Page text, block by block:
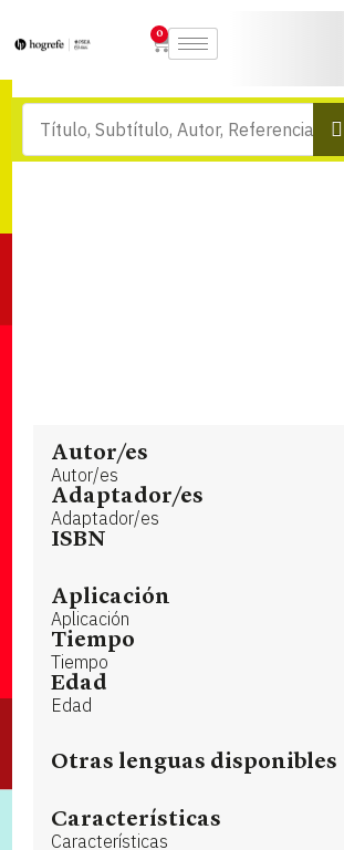
0
Autor/es
Autor/es
Adaptador/es
Adaptador/es
ISBN
Aplicación
Aplicación
Tiempo
Tiempo
Edad
Edad
Otras lenguas disponibles
Características
Características